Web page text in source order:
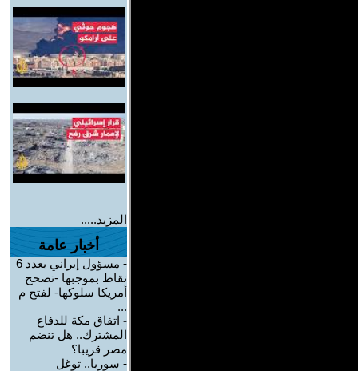
المزيد.....
أخبار عامة
-
مسؤول إيراني يعدد 6
نقاط بموجبها -تصحح
أمريكا سلوكها- لفتح م
...
- اتفاق مكة للدفاع
المشترك.. هل تنضم
مصر قريبا؟
- سوريا.. توغل